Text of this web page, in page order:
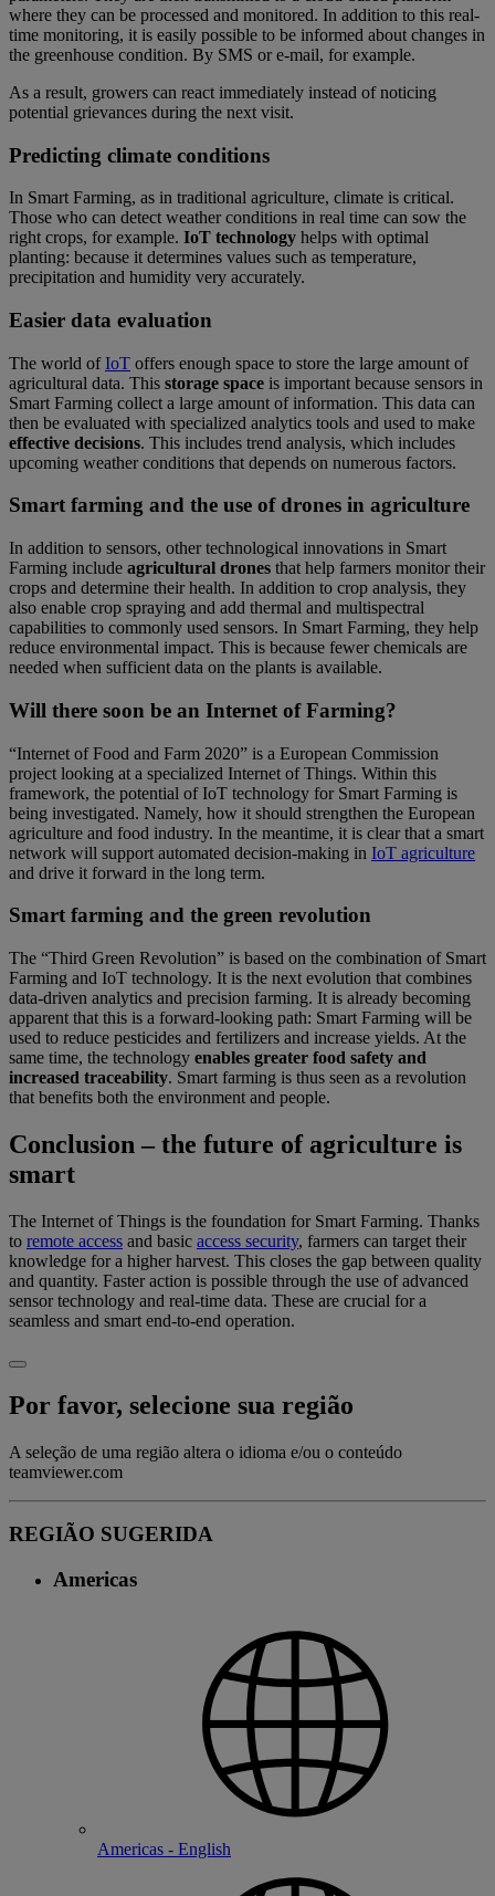
where they can be processed and monitored. In addition to this real-
time monitoring, it is easily possible to be informed about changes in
the greenhouse condition. By SMS or e-mail, for example.
As a result, growers can react immediately instead of noticing
potential grievances during the next visit.
Predicting climate conditions
In Smart Farming, as in traditional agriculture, climate is critical.
Those who can detect weather conditions in real time can sow the
right crops, for example. IoT technology helps with optimal
planting: because it determines values such as temperature,
precipitation and humidity very accurately.
Easier data evaluation
The world ofIoT offers enough space to store the large amount of
agricultural data. This storage space is important because sensors in
Smart Farming collect a large amount of information. This data can
then be evaluated with specialized analytics tools and used to make
effective decisions. This includes trend analysis, which includes
upcoming weather conditions that depends on numerous factors.
Smart farming and the use of drones in agriculture
In addition to sensors, other technological innovations in Smart
Farming include agricultural drones that help farmers monitor their
crops and determine their health. In addition to crop analysis, they
also enable crop spraying and add thermal and multispectral
capabilities to commonly used sensors. In Smart Farming, they help
reduce environmental impact. This is because fewer chemicals are
needed when sufficient data on the plants is available.
Will there soon be an Internet of Farming?
“Internet of Food and Farm 2020” is a European Commission
project looking at a specialized Internet of Things. Within this
framework, the potential of IoT technology for Smart Farming is
being investigated. Namely, how it should strengthen the European
agriculture and food industry. In the meantime, it is clear that a smart
network will support automated decision-making in IoT agriculture
and drive it forward in the long term.
Smart farming and the green revolution
The “Third Green Revolution” is based on the combination of Smart
Farming and IoT technology. It is the next evolution that combines
data-driven analytics and precision farming. It is already becoming
apparent that this is a forward-looking path: Smart Farming will be
used to reduce pesticides and fertilizers and increase yields. At the
same time, the technology enables greater food safety and
increased traceability. Smart farming is thus seen as a revolution
that benefits both the environment and people.
Conclusion – the future of agriculture is
smart
The Internet of Things is the foundation for Smart Farming. Thanks
to remote access and basic access security, farmers can target their
knowledge for a higher harvest. This closes the gap between quality
and quantity. Faster action is possible through the use of advanced
sensor technology and real-time data. These are crucial for a
seamless and smart end-to-end operation.
Por favor, selecione sua região
A seleção de uma região altera o idioma e/ou o conteúdo
teamviewer.com
REGIÃO SUGERIDA
Americas
Americas - English